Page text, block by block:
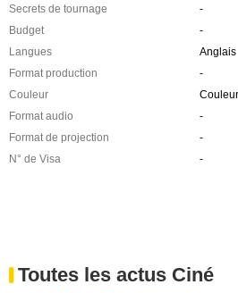
Secrets de tournage
-
Budget
-
Langues
Anglais
Format production
-
Couleur
Couleur
Format audio
-
Format de projection
-
N° de Visa
-
Toutes les actus Ciné